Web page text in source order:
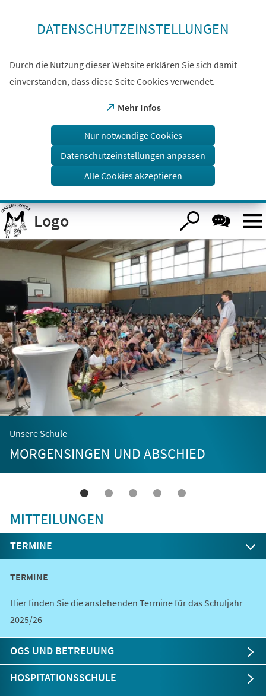
Visuelle
Assistenzsoftware
öffnen.
DATENSCHUTZEINSTELLUNGEN
Durch die Nutzung dieser Website erklären Sie sich damit
einverstanden, dass diese Seite Cookies verwendet.
Mehr Infos
(Öffnet
einem
Tab)
Nur notwendige Cookies
Datenschutzeinstellungen anpassen
Alle Cookies akzeptieren
Logo
Unsere Schule
MORGENSINGEN UND ABSCHIED
MITTEILUNGEN
TERMINE
TERMINE
Hier finden Sie die anstehenden Termine für das Schuljahr
2025/26
OGS UND BETREUUNG
HOSPITATIONSSCHULE